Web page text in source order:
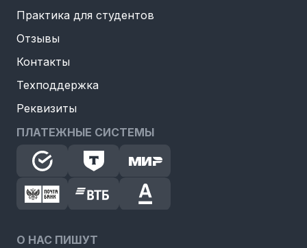
Практика для студентов
Отзывы
Контакты
Техподдержка
Реквизиты
ПЛАТЕЖНЫЕ СИСТЕМЫ
О НАС ПИШУТ